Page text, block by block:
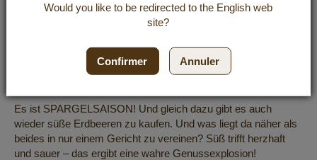
Es ist SPARGELSAISON! Und gleich dazu gibt es auch
wieder süße Erdbeeren zu kaufen. Und was liegt da näher als
beides in nur einem Gericht zu vereinen? Süß trifft herzhaft
und sauer – das ergibt eine wahre Genussexplosion!
Would you like to be redirected to the English web
site?
Confirmer Annuler